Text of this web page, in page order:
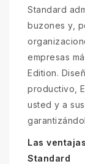
Standard
buzones y,
empresas
Edition.
productivo,
usted y a
Las
Standard